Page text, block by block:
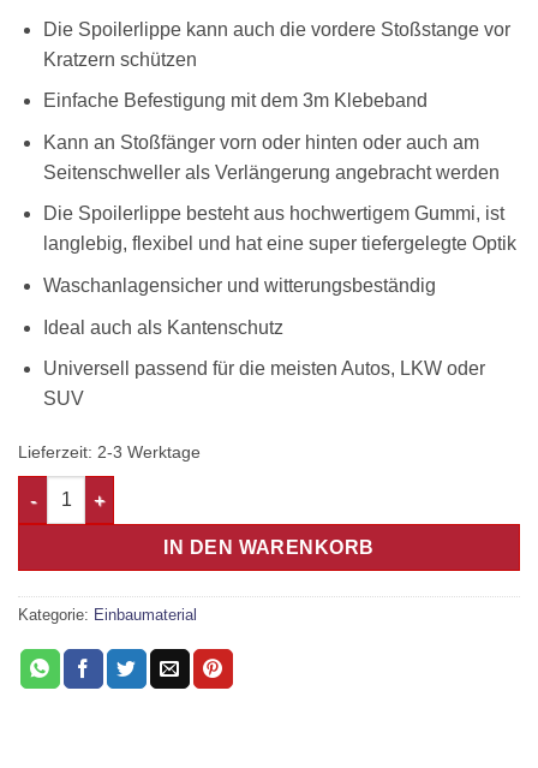
Die Spoilerlippe kann auch die vordere Stoßstange vor
Kratzern schützen
Einfache Befestigung mit dem 3m Klebeband
Kann an Stoßfänger vorn oder hinten oder auch am
Seitenschweller als Verlängerung angebracht werden
Die Spoilerlippe besteht aus hochwertigem Gummi, ist
langlebig, flexibel und hat eine super tiefergelegte Optik
Waschanlagensicher und witterungsbeständig
Ideal auch als Kantenschutz
Universell passend für die meisten Autos, LKW oder
SUV
Lieferzeit: 2-3 Werktage
SAMURAI Carbon - ROT Gummilippe Frontspoiler Menge
IN DEN WARENKORB
Kategorie: Einbaumaterial